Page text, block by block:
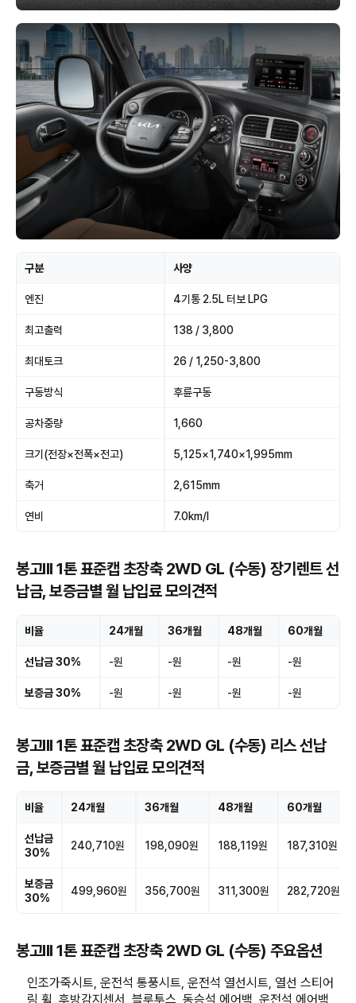
구분 사양
엔진 4기통 2.5L 터보 LPG
최고출력 138 / 3,800
최대토크 26 / 1,250-3,800
구동방식 후륜구동
공차중량 1,660
크기(전장×전폭×전고) 5,125×1,740×1,995mm
축거 2,615mm
연비 7.0km/l
봉고III 1톤 표준캡 초장축 2WD GL (수동) 장기렌트 선
납금, 보증금별 월 납입료 모의견적
비율 24개월 36개월 48개월 60개월
선납금 30% -원 -원 -원 -원
보증금 30% -원 -원 -원 -원
봉고III 1톤 표준캡 초장축 2WD GL (수동) 리스 선납
금, 보증금별 월 납입료 모의견적
비율 24개월 36개월 48개월 60개월
선납금
30%
240,710원 198,090원 188,119원 187,310원
보증금
30%
499,960원 356,700원 311,300원 282,720원
봉고III 1톤 표준캡 초장축 2WD GL (수동) 주요옵션
인조가죽시트, 운전석 통풍시트, 운전석 열선시트, 열선 스티어
링 휠, 후방감지센서, 블루투스, 동승석 에어백, 운전석 에어백,